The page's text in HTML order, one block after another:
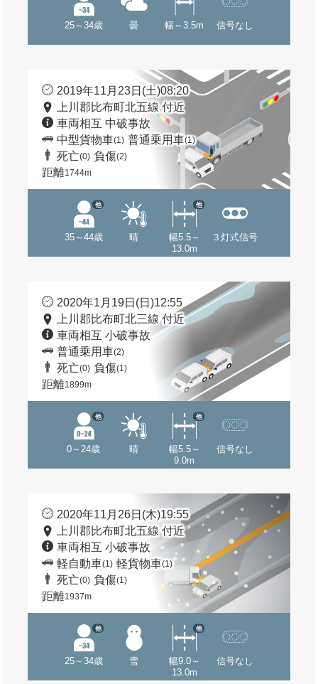
25～34歳 曇 幅～3.5m 信号なし
2019年11月23日(土)08:20
上川郡比布町北五線 付近
車両相互 中破事故
中型貨物車(1) 普通乗用車(1)
死亡(0) 負傷(2)
距離1744m
35～44歳
他
晴
幅5.5～
13.0m
他
３灯式信号
2020年1月19日(日)12:55
上川郡比布町北三線 付近
車両相互 小破事故
普通乗用車(2)
死亡(0) 負傷(1)
距離1899m
0～24歳
他
晴
幅5.5～
9.0m
他
信号なし
2020年11月26日(木)19:55
上川郡比布町北五線 付近
車両相互 小破事故
軽自動車(1) 軽貨物車(1)
死亡(0) 負傷(1)
距離1937m
25～34歳
他
雪
幅9.0～
13.0m
他
信号なし